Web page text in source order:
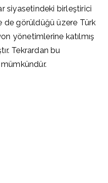
siyasetindeki birleştirici
de görüldüğü üzere Türk
yönetimlerine katılmış
Tekrardan bu